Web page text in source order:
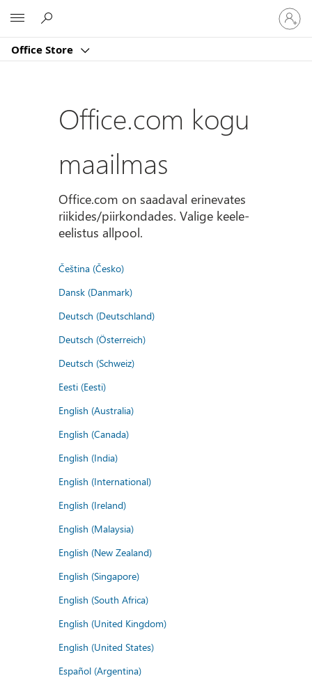
Office Store
Logige
sisse
oma
Office.com kogu
maailmas
Office.com on saadaval erinevates
riikides/piirkondades. Valige keele-
eelistus allpool.
Čeština (Česko)
Dansk (Danmark)
Deutsch (Deutschland)
Deutsch (Österreich)
Deutsch (Schweiz)
Eesti (Eesti)
English (Australia)
English (Canada)
English (India)
English (International)
English (Ireland)
English (Malaysia)
English (New Zealand)
English (Singapore)
English (South Africa)
English (United Kingdom)
English (United States)
Español (Argentina)